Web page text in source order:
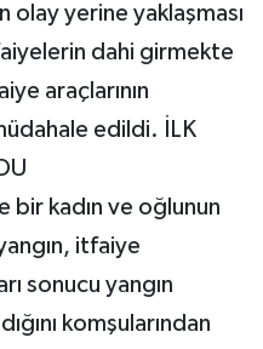
yerine yaklaşması
dahi girmekte
araçlarının
edildi. İLK
bir kadın ve oğlunun
itfaiye
sonucu yangın
komşularından